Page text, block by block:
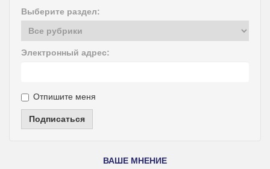
Выберите раздел:
Электронный адрес:
Отпишите меня
Подписаться
ВАШЕ МНЕНИЕ